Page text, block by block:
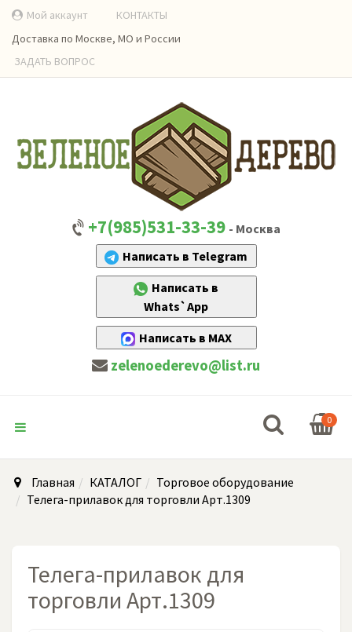
Мой аккаунт
КОНТАКТЫ
Доставка по Москве, МО и России
ЗАДАТЬ ВОПРОС
+7(985)531-33-39 - Москва
Написать в Telegram
Написать в
Whats`App
Написать в MAX
zelenoederevo@list.ru
0
Главная КАТАЛОГ
Торговое оборудование
Телега-прилавок для торговли Арт.1309
Телега-прилавок для
торговли Арт.1309